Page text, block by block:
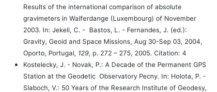
Results of the international comparison of absolute
gravimeters in Walferdange (Luxembourg) of November
2003. In: Jekeli, C. - Bastos, L. - Fernandes, J. (ed.):
Gravity, Geoid and Space Missions, Aug 30-Sep 03, 2004,
Oporto, Portugal, 129, p. 272 – 275, 2005. Citation: 4
Kostelecky, J. - Novak, P.: A Decade of the Permanent GPS
Station at the Geodetic Observatory Pecny. In: Holota, P. -
Slaboch, V.: 50 Years of the Research Institute of Geodesy,